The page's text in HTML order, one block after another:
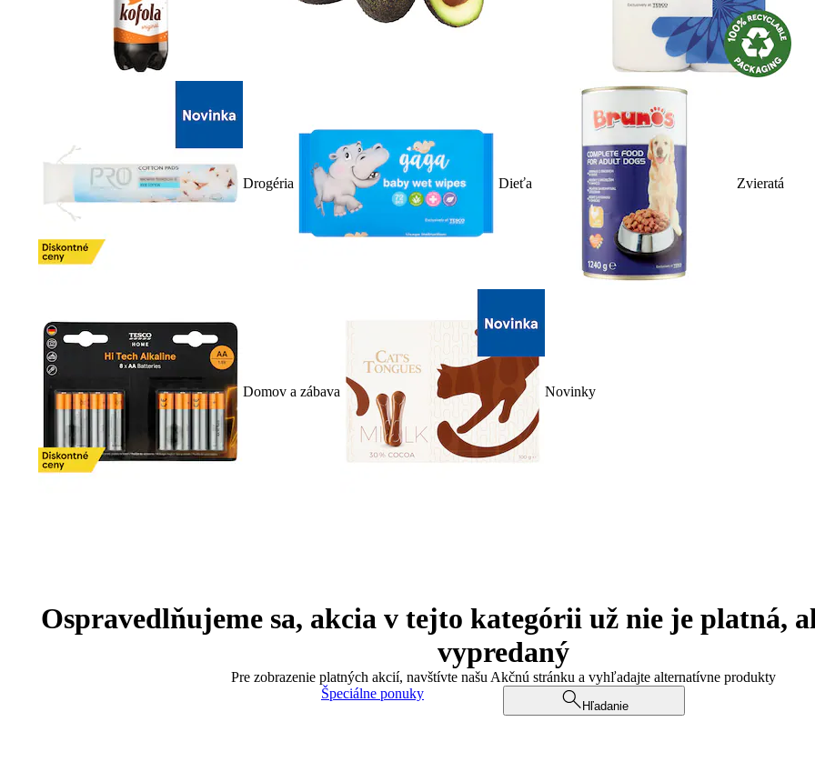
Drogéria Dieťa Zvieratá
Domov a zábava Novinky
Ospravedlňujeme sa, akcia v tejto kategórii už nie je platná,
vypredaný
Pre zobrazenie platných akcií, navštívte našu Akčnú stránku a vyhľadajte alternatívne produkty
Špeciálne ponuky
Hľadanie